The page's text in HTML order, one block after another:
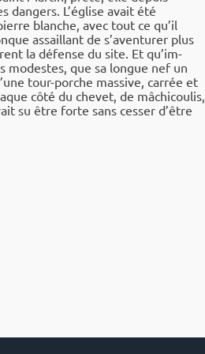
dangers. L’église avait été
blanche, avec tout ce qu’il
assaillant de s’aven­tu­rer plus
la défense du site. Et qu’im­
modestes, que sa longue nef un
tour-porche massive, carrée et
côté du chevet, de mâchi­cou­lis,
su être forte sans cesser d’être